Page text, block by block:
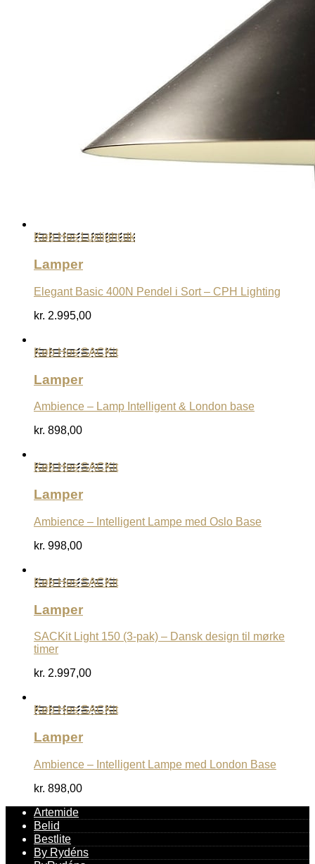
Køb Hos Luxlight.dk
Lamper
Elegant Basic 400N Pendel i Sort – CPH Lighting
kr. 2.995,00
Køb Hos SACKit
Lamper
Ambience – Lamp Intelligent & London base
kr. 898,00
Køb Hos SACKit
Lamper
Ambience – Intelligent Lampe med Oslo Base
kr. 998,00
Køb Hos SACKit
Lamper
SACKit Light 150 (3-pak) – Dansk design til mørke
timer
kr. 2.997,00
Køb Hos SACKit
Lamper
Ambience – Intelligent Lampe med London Base
kr. 898,00
Artemide
Belid
Bestlite
By Rydéns